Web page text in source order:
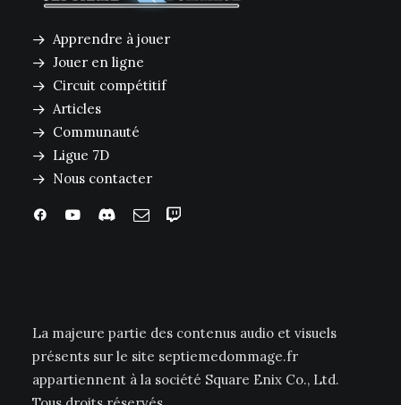
Apprendre à jouer
Jouer en ligne
Circuit compétitif
Articles
Communauté
Ligue 7D
Nous contacter
La majeure partie des contenus audio et visuels
présents sur le site septiemedommage.fr
appartiennent à la société Square Enix Co., Ltd.